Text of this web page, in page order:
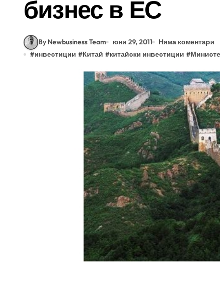
бизнес в ЕС
By Newbusiness Team юни 29, 2011
Няма коментари
#инвестиции #Китай #китайски инвестиции #